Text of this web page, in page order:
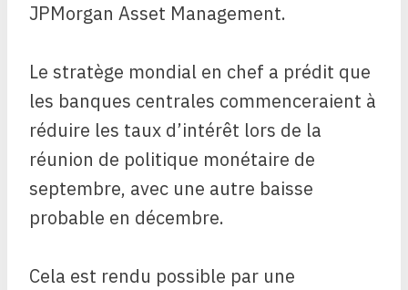
JPMorgan Asset Management.
Le stratège mondial en chef a prédit que
les banques centrales commenceraient à
réduire les taux d’intérêt lors de la
réunion de politique monétaire de
septembre, avec une autre baisse
probable en décembre.
Cela est rendu possible par une